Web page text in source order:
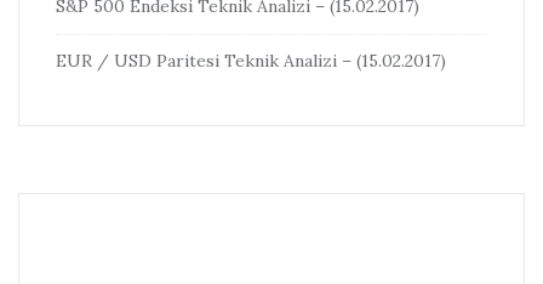
S&P 500 Endeksi Teknik Analizi – (15.02.2017)
EUR / USD Paritesi Teknik Analizi – (15.02.2017)